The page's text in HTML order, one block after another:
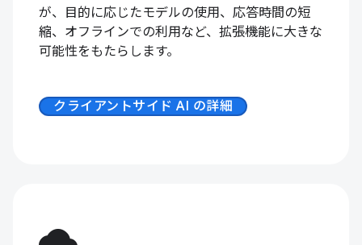
が、目的に応じたモデルの使用、応答時間の短
縮、オフラインでの利用など、拡張機能に大きな
可能性をもたらします。
クライアントサイド AI の詳細